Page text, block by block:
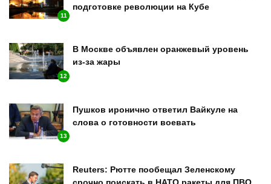
11
подготовке революции на Кубе
12
В Москве объявлен оранжевый уровень
из-за жары
13
Пушков иронично ответил Вайкуле на
слова о готовности воевать
Reuters: Рютте пообещал Зеленскому